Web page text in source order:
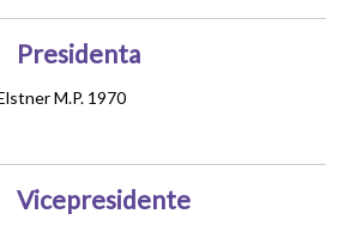
Presidenta
M.P. 1970
Vicepresidente